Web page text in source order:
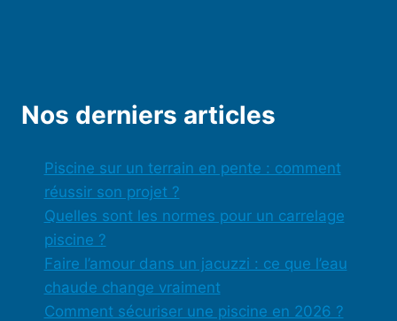
Nos derniers articles
Piscine sur un terrain en pente : comment
réussir son projet ?
Quelles sont les normes pour un carrelage
piscine ?
Faire l’amour dans un jacuzzi : ce que l’eau
chaude change vraiment
Comment sécuriser une piscine en 2026 ?